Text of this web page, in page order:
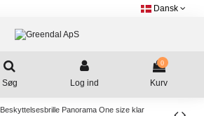
Dansk
Søg Log ind
0
Kurv
Beskyttelsesbrille Panorama One size klar